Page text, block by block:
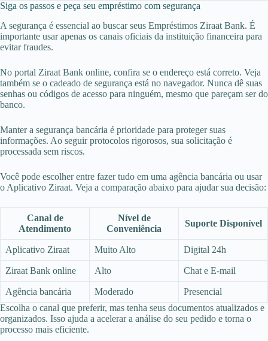
Siga os passos e peça seu empréstimo com segurança
A segurança é essencial ao buscar seus Empréstimos Ziraat Bank. É
importante usar apenas os canais oficiais da instituição financeira para
evitar fraudes.
No portal Ziraat Bank online, confira se o endereço está correto. Veja
também se o cadeado de segurança está no navegador. Nunca dê suas
senhas ou códigos de acesso para ninguém, mesmo que pareçam ser do
banco.
Manter a segurança bancária é prioridade para proteger suas
informações. Ao seguir protocolos rigorosos, sua solicitação é
processada sem riscos.
Você pode escolher entre fazer tudo em uma agência bancária ou usar
o Aplicativo Ziraat. Veja a comparação abaixo para ajudar sua decisão:
Canal de
Atendimento
Nível de
Conveniência
Suporte Disponível
Aplicativo Ziraat Muito Alto Digital 24h
Ziraat Bank online Alto Chat e E-mail
Agência bancária Moderado
Presencial
Escolha o canal que preferir, mas tenha seus documentos atualizados e
organizados. Isso ajuda a acelerar a análise do seu pedido e torna o
processo mais eficiente.